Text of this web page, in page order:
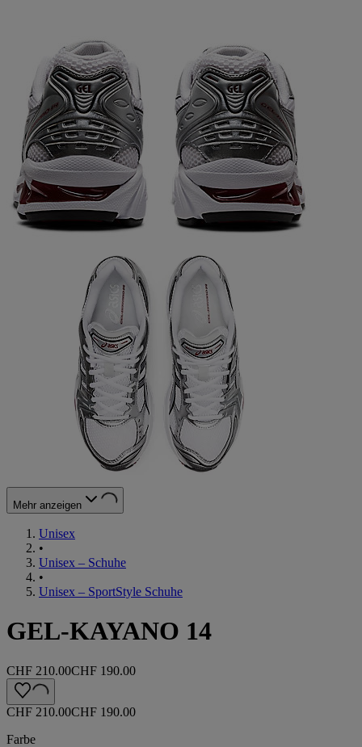
Mehr anzeigen
Unisex
•
Unisex – Schuhe
•
Unisex – SportStyle Schuhe
GEL-KAYANO 14
CHF 210.00CHF 190.00
CHF 210.00CHF 190.00
Farbe